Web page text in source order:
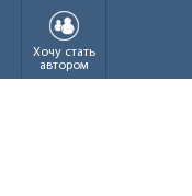
Хочу стать
автором